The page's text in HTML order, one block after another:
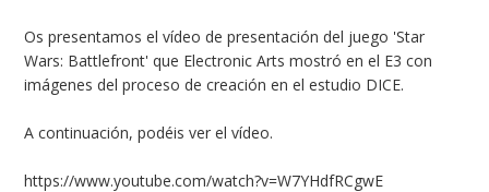
Os presentamos el vídeo de presentación del juego 'Star
Wars: Battlefront' que Electronic Arts mostró en el E3 con
imágenes del proceso de creación en el estudio DICE.
A continuación, podéis ver el vídeo.
https://www.youtube.com/watch?v=W7YHdfRCgwE